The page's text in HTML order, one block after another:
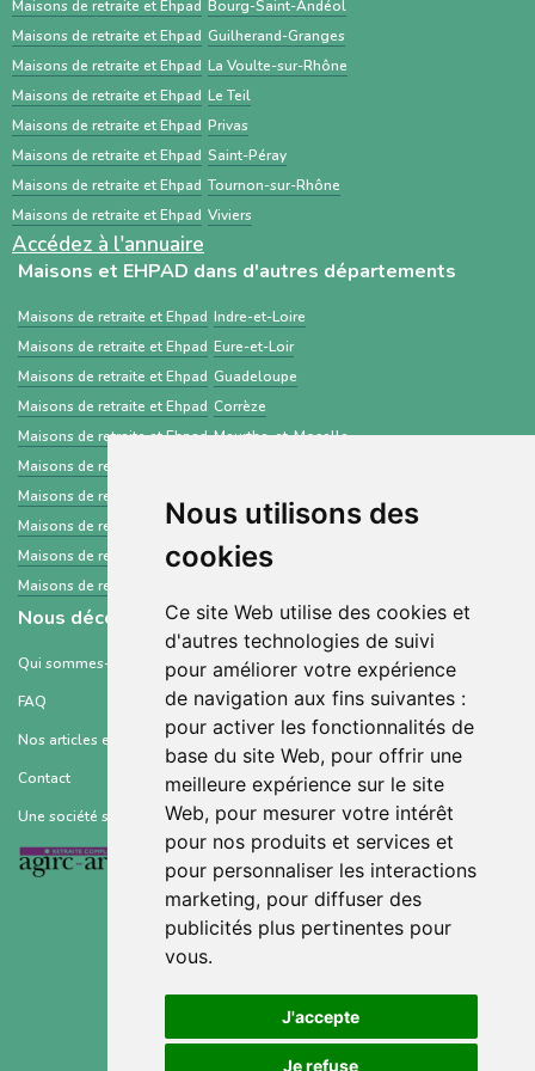
Nous utilisons des
cookies
Ce site Web utilise des cookies et
d'autres technologies de suivi
pour améliorer votre expérience
de navigation aux fins suivantes :
pour activer les fonctionnalités de
base du site Web, pour offrir une
meilleure expérience sur le site
Web, pour mesurer votre intérêt
pour nos produits et services et
pour personnaliser les interactions
marketing, pour diffuser des
publicités plus pertinentes pour
vous.
J'accepte
Je refuse
est un service public gratuit, destiné
principalement aux professionnels de santé,
centré sur les demandes d’admission en
établissements médico-sociaux via un dossier
standardisé.
Maisons de retraite et Ehpad Bourg-Saint-Andéol
Maisons de retraite et Ehpad Guilherand-Granges
Maisons de retraite et Ehpad La Voulte-sur-Rhône
Maisons de retraite et Ehpad Le Teil
Maisons de retraite et Ehpad Privas
Maisons de retraite et Ehpad Saint-Péray
Maisons de retraite et Ehpad Tournon-sur-Rhône
Maisons de retraite et Ehpad Viviers
Accédez à l'annuaire
Maisons et EHPAD dans d'autres départements
Maisons de retraite et Ehpad Indre-et-Loire
Maisons de retraite et Ehpad Eure-et-Loir
Maisons de retraite et Ehpad Guadeloupe
Maisons de retraite et Ehpad Corrèze
Maisons de retraite et Ehpad Meurthe-et-Moselle
Maisons de retraite et Ehpad
Maisons de retraite et Ehpad
Maisons de retraite et Ehpad Savoie
Maisons de retraite et Ehpad Orne
Maisons de retraite et Ehpad
Nous découvrir
Qui sommes-nous ?
FAQ
Nos articles et ressources
Contact
Une société soutenue par :
Conditions générales d’utilisation
Mentions légales